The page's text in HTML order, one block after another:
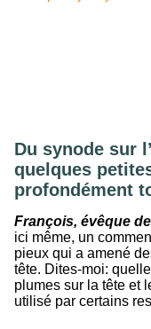
Du synode sur
quelques
profondément
François, évêque
ici même, un
pieux qui a amené
tête. Dites-moi:
plumes sur la tête et
utilisé par certains